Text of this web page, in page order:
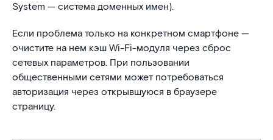
System — система доменных имен).
Если проблема только на конкретном смартфоне —
очистите на нем кэш Wi-Fi-модуля через сброс
сетевых параметров. При пользовании
общественными сетями может потребоваться
авторизация через открывшуюся в браузере
страницу.